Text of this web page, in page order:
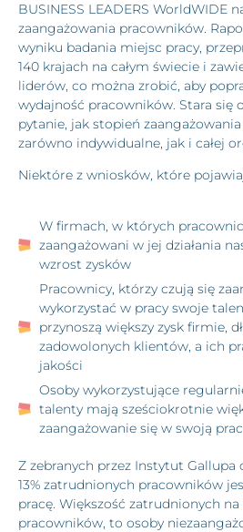
BUSINESS LEADERS WorldWIDE
zaangażowania pracowników.
wyniku badania miejsc pracy,
140 krajach na całym świecie i
liderów, co można zrobić, aby
wydajność pracowników. Stara się
pytanie, jak stopień
zarówno indywidualne, jak i całej
Niektóre z wniosków, które
W firmach, w których
zaangażowani w jej działania
wzrost zysków
Pracownicy, którzy czują się
wykorzystać w pracy swoje
przynoszą większy zysk firmie,
zadowolonych klientów, a ich
jakości
Osoby wykorzystujące
talenty mają sześciokrotnie
zaangażowanie się w swoją
Z zebranych przez Instytut Gallupa
13% zatrudnionych pracowników
pracę. Większość zatrudnionych na
pracowników, to osoby